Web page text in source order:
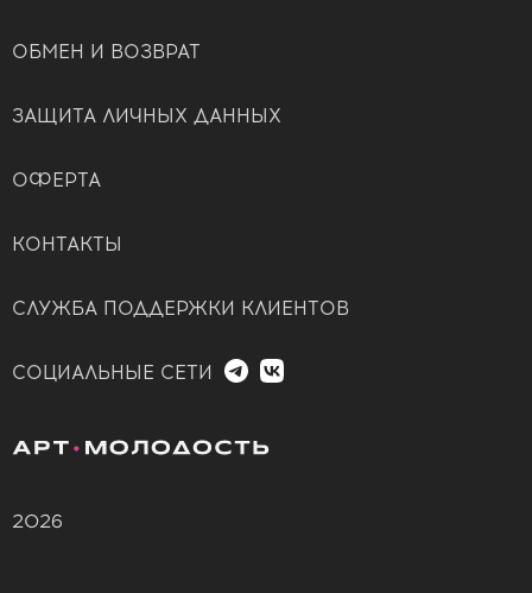
ОБМЕН И ВОЗВРАТ
ЗАЩИТА ЛИЧНЫХ ДАННЫХ
ОФЕРТА
КОНТАКТЫ
СЛУЖБА ПОДДЕРЖКИ КЛИЕНТОВ
СОЦИАЛЬНЫЕ СЕТИ
2026